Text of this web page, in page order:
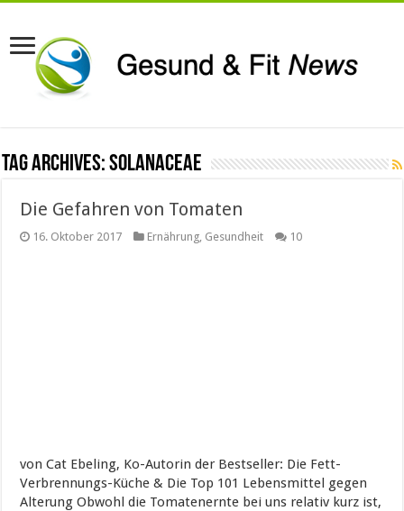
Tag Archives:Solanaceae
Die Gefahren von Tomaten
16. Oktober 2017 Ernährung Gesundheit 10
von Cat Ebeling, Ko-Autorin der Bestseller: Die Fett-
Verbrennungs-Küche & Die Top 101 Lebensmittel gegen
Alterung Obwohl die Tomatenernte bei uns relativ kurz ist,